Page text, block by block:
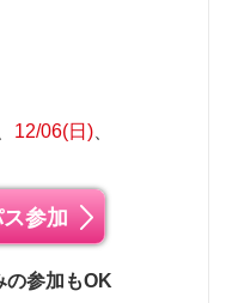
12/06(日)
参加
の参加もOK